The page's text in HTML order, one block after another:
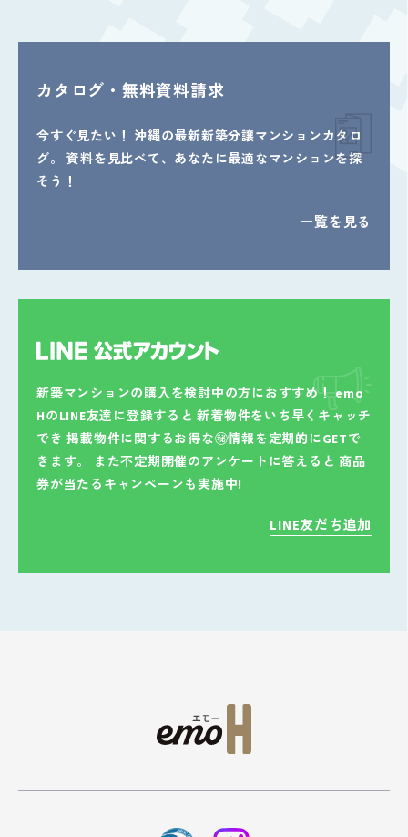
カタログ・無料資料請求
今すぐ見たい！
沖縄の最新新築分譲マンションカタロ
グ。
資料を見比べて、あなたに最適なマンションを探
そう！
一覧を見る
新築マンションの購入を検討中の方におすすめ！emo
HのLINE友達に登録すると 新着物件をいち早くキャッチ
でき 掲載物件に関するお得な㊙情報を定期的にGETで
きます。
また不定期開催のアンケートに答えると 商品
券が当たるキャンペーンも実施中!
LINE友だち追加